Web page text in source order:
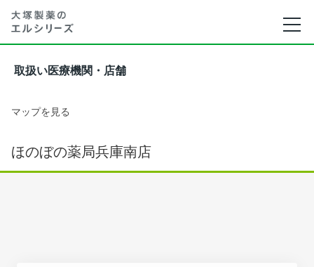
取扱い医療機関・店舗
マップを見る
ほのぼの薬局兵庫南店